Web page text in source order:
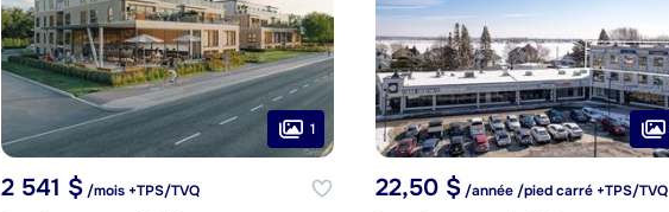
1
2 541 $/mois +TPS/TVQ 22,50 $/année /pied carré +TPS/TVQ